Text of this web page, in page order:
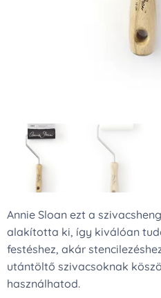
Annie Sloan ezt a
alakította ki, így kiválóan
festéshez, akár
utántöltő szivacsoknak
használhatod.